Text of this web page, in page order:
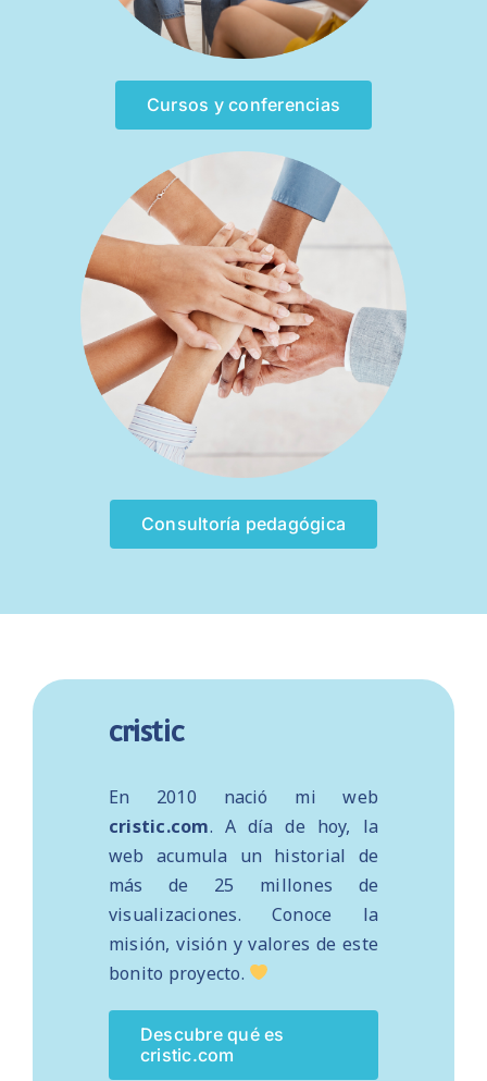
Cursos y conferencias
Consultoría pedagógica
cristic
En 2010 nació mi web
cristic.com. A día de hoy, la
web acumula un historial de
más de 25 millones de
visualizaciones. Conoce la
misión, visión y valores de este
bonito proyecto.
Descubre qué es
cristic.com